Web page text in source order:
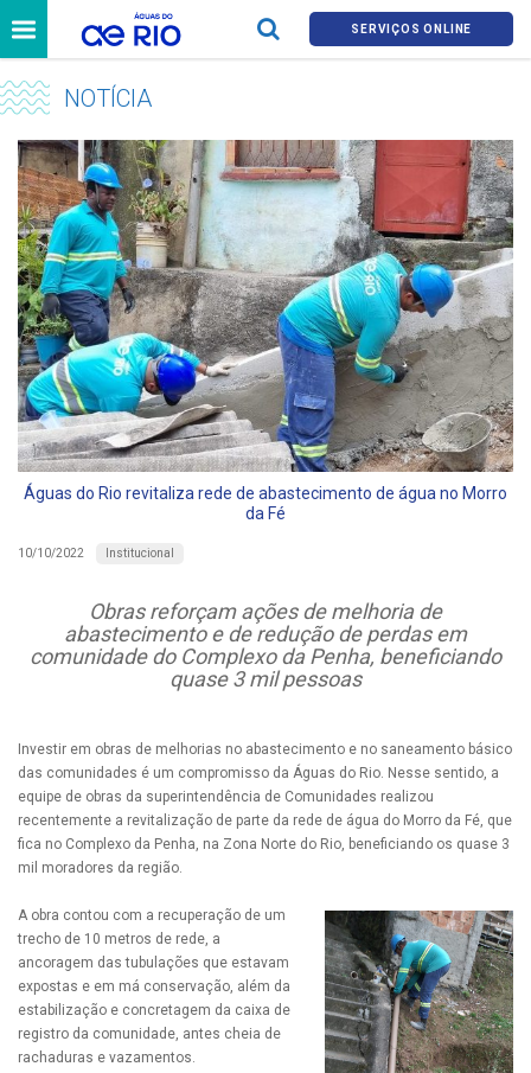
SERVIÇOS ONLINE
NOTÍCIA
Águas do Rio revitaliza rede de abastecimento de água no Morro
da Fé
10/10/2022 Institucional
Obras reforçam ações de melhoria de
abastecimento e de redução de perdas em
comunidade do Complexo da Penha, beneficiando
quase 3 mil pessoas
Investir em obras de melhorias no abastecimento e no saneamento básico
das comunidades é um compromisso da Águas do Rio. Nesse sentido, a
equipe de obras da superintendência de Comunidades realizou
recentemente a revitalização de parte da rede de água do Morro da Fé, que
fica no Complexo da Penha, na Zona Norte do Rio, beneficiando os quase 3
mil moradores da região.
A obra contou com a recuperação de um
trecho de 10 metros de rede, a
ancoragem das tubulações que estavam
expostas e em má conservação, além da
estabilização e concretagem da caixa de
registro da comunidade, antes cheia de
rachaduras e vazamentos.